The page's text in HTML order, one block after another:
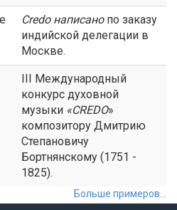
Credoнаписанопо заказу
индийской делегации в
Москве.
III Международный
конкурс духовной
музыки «CREDO»
композитору Дмитрию
Степановичу
Бортнянскому (1751 -
1825).
Больше примеров...